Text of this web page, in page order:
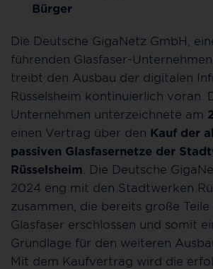
Bürger
Die Deutsche GigaNetz GmbH,
führenden Glasfaser-
treibt den Ausbau der digitalen
Rüsselsheim kontinuierlich voran.
Unternehmen unterzeichnete am
einen Vertrag über den Kauf der
passiven Glasfasernetze der
Rüsselsheim . Die Deutsche
2024 eng mit den Stadtwerken
zusammen, die bereits große
Glasfaser erschlossen und somit
Grundlage für den weiteren
Mit dem Kaufvertrag wird die